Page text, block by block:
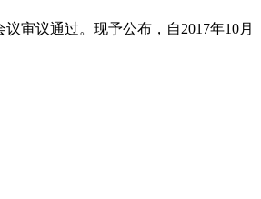
审议通过。现予公布，自2017年10月